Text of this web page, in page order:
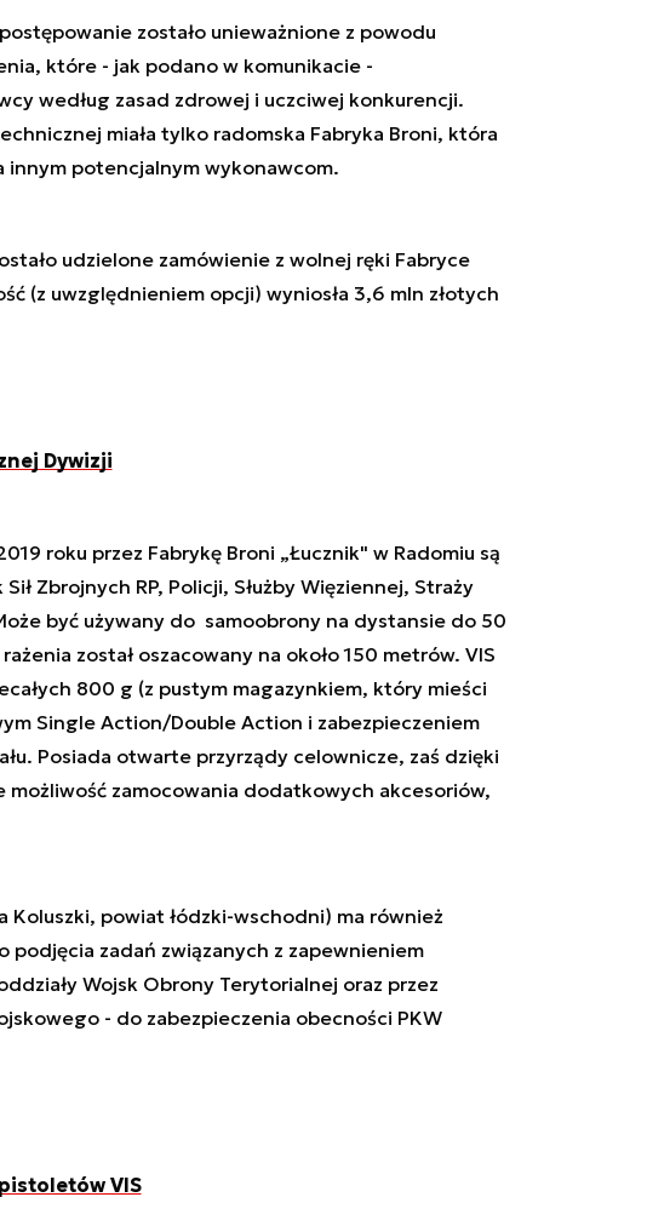
zostało unieważnione z powodu
które - jak podano w komunikacie -
według zasad zdrowej i uczciwej konkurencji.
miała tylko radomska Fabryka Broni, która
potencjalnym wykonawcom.
udzielone zamówienie z wolnej ręki Fabryce
(z uwzględnieniem opcji) wyniosła 3,6 mln złotych
Dywizji
roku przez Fabrykę Broni „Łucznik" w Radomiu są
Zbrojnych RP, Policji, Służby Więziennej, Straży
być używany do samoobrony na dystansie do 50
został oszacowany na około 150 metrów. VIS
800 g (z pustym magazynkiem, który mieści
Single Action/Double Action i zabezpieczeniem
Posiada otwarte przyrządy celownicze, zaś dzięki
zamocowania dodatkowych akcesoriów,
Koluszki, powiat łódzki-wschodni) ma również
zadań związanych z zapewnieniem
Wojsk Obrony Terytorialnej oraz przez
- do zabezpieczenia obecności PKW
VIS